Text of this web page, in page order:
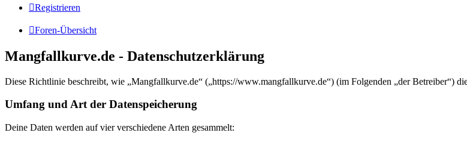
Registrieren
Foren-Übersicht
Mangfallkurve.de - Datenschutzerklärung
Diese Richtlinie beschreibt, wie „Mangfallkurve.de“ („https://www.mangfallkurve.de“) (im Folgenden „der Betreiber“)
Umfang und Art der Datenspeicherung
Deine Daten werden auf vier verschiedene Arten gesammelt: